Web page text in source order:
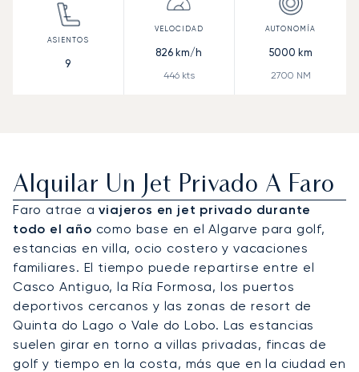
9
826 km/h
446kts
5000 km
2700 NM
Alquilar Un Jet Privado A Faro
Faro atrae aviajeros en jet privado durante
todo el año como base en el Algarve para golf,
estancias en villa, ocio costero y vacaciones
familiares. El tiempo puede repartirse entre el
Casco Antiguo, la Ría Formosa, los puertos
deportivos cercanos y las zonas de resort de
Quinta do Lago o Vale do Lobo. Las estancias
suelen girar en torno a villas privadas, fincas de
golf y tiempo en la costa, más que en la ciudad en